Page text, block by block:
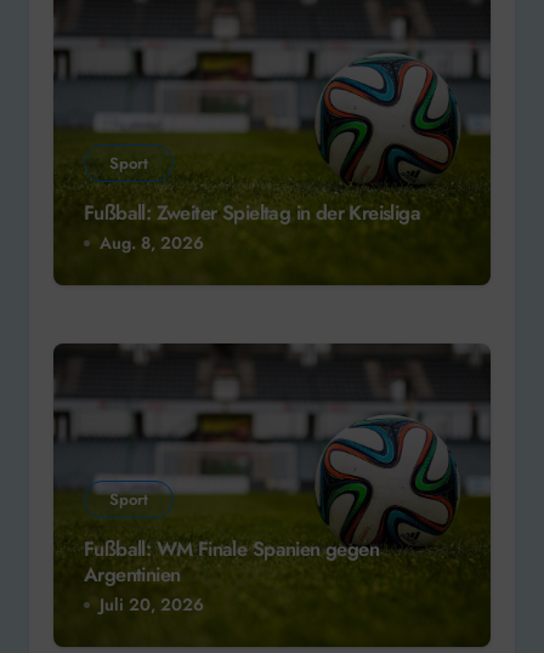
Sport
Fußball: Zweiter Spieltag in der Kreisliga
Aug. 8, 2026
Sport
Fußball: WM Finale Spanien gegen
Argentinien
Juli 20, 2026